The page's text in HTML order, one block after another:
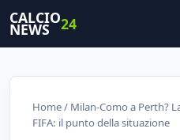
CALCIO
NEWS 24
Home/ Milan-Como a Perth?
FIFA: il punto della situazione